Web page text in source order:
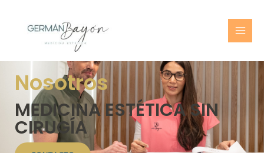
Nosotros
MEDICINA ESTÉTICA SIN
CIRUGÍA